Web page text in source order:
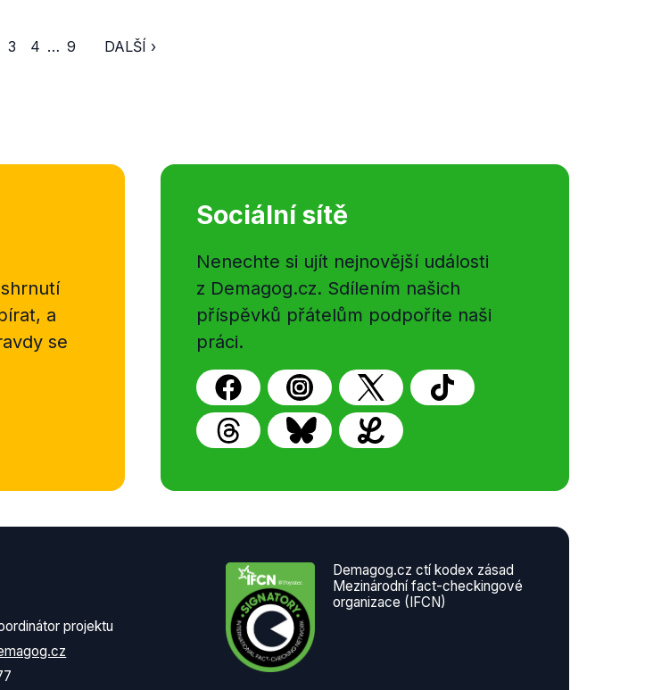
3 4 … 9 DALŠÍ ›
a
se
Sociální sítě
Nenechte si ujít nejnovější události
z Demagog.cz. Sdílením našich
příspěvků přátelům podpoříte naši
práci.
projektu
Demagog.cz ctí kodex zásad
Mezinárodní fact-checkingové
organizace (IFCN)